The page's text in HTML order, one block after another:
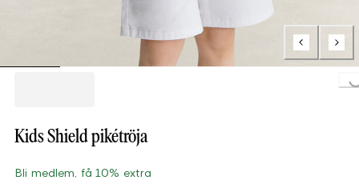
Loading...
Kids Shield pikétröja
Bli medlem, få 10% extra